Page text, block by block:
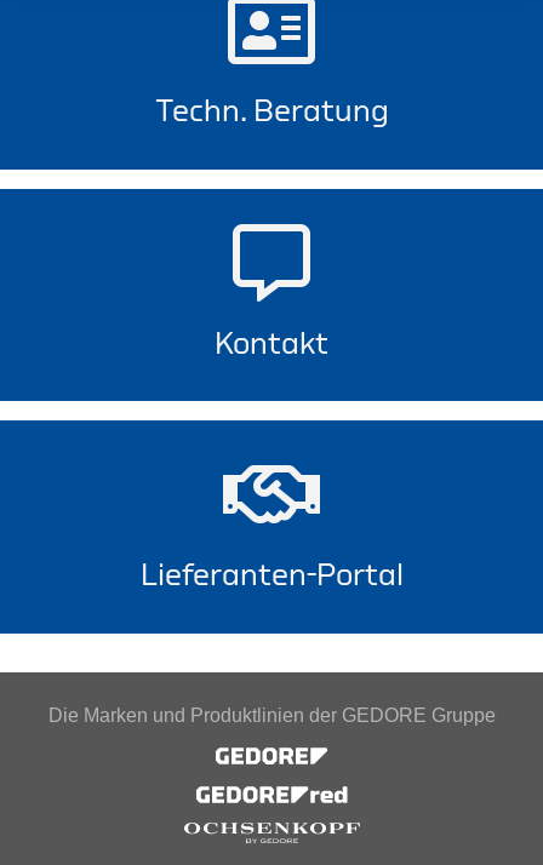
Techn. Beratung
Kontakt
Lieferanten-Portal
Die Marken und Produktlinien der GEDORE Gruppe